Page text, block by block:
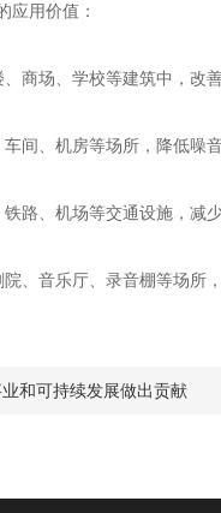
用价值：
场、学校等建筑中，改
、机房等场所，降低噪
、机场等交通设施，减
音乐厅、录音棚等场所
和可持续发展做出贡献